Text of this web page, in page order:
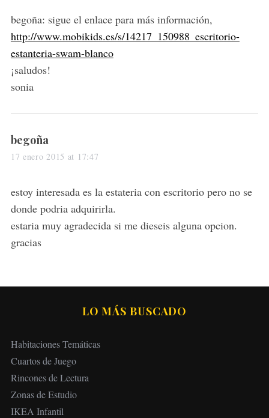
s
:
begoña: sigue el enlace para más información,
http://www.mobikids.es/s/14217_150988_escritorio-
estanteria-swam-blanco
¡saludos!
sonia
s
a
s
:
begoña
17 enero 2015 at 17:47
estoy interesada es la estateria con escritorio pero no se
donde podria adquirirla.
estaria muy agradecida si me dieseis alguna opcion.
gracias
LO MÁS BUSCADO
Habitaciones Temáticas
Cuartos de Juego
Rincones de Lectura
Zonas de Estudio
IKEA Infantil